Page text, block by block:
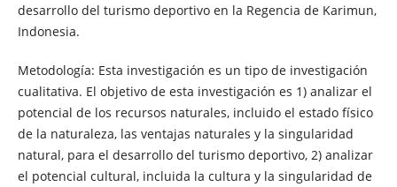
desarrollo del turismo deportivo en la Regencia de Karimun,
Indonesia.
Metodología: Esta investigación es un tipo de investigación
cualitativa. El objetivo de esta investigación es 1) analizar el
potencial de los recursos naturales, incluido el estado físico
de la naturaleza, las ventajas naturales y la singularidad
natural, para el desarrollo del turismo deportivo, 2) analizar
el potencial cultural, incluida la cultura y la singularidad de